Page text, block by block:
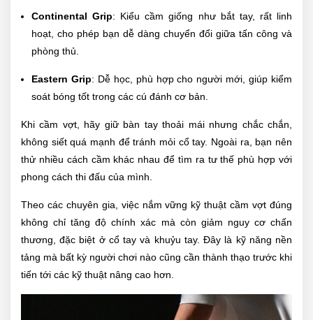
Continental Grip: Kiểu cầm giống như bắt tay, rất linh
hoạt, cho phép bạn dễ dàng chuyển đổi giữa tấn công và
phòng thủ.
Eastern Grip: Dễ học, phù hợp cho người mới, giúp kiểm
soát bóng tốt trong các cú đánh cơ bản.
Khi cầm vợt, hãy giữ bàn tay thoải mái nhưng chắc chắn,
không siết quá mạnh để tránh mỏi cổ tay. Ngoài ra, bạn nên
thử nhiều cách cầm khác nhau để tìm ra tư thế phù hợp với
phong cách thi đấu của mình.
Theo các chuyên gia, việc nắm vững kỹ thuật cầm vợt đúng
không chỉ tăng độ chính xác mà còn giảm nguy cơ chấn
thương, đặc biệt ở cổ tay và khuỷu tay. Đây là kỹ năng nền
tảng mà bất kỳ người chơi nào cũng cần thành thạo trước khi
tiến tới các kỹ thuật nâng cao hơn.